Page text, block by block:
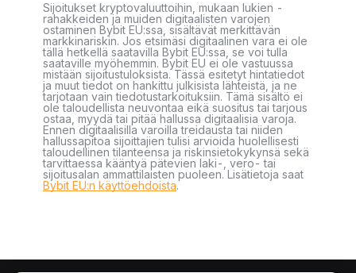
Sijoitukset kryptovaluuttoihin, mukaan lukien -
rahakkeiden ja muiden digitaalisten varojen
ostaminen Bybit EU:ssa, sisältävät merkittävän
markkinariskin. Jos etsimäsi digitaalinen vara ei ole
tällä hetkellä saatavilla Bybit EU:ssa, se voi tulla
saataville myöhemmin. Bybit EU ei ole vastuussa
mistään sijoitustuloksista. Tässä esitetyt hintatiedot
ja muut tiedot on hankittu julkisista lähteistä, ja ne
tarjotaan vain tiedotustarkoituksiin. Tämä sisältö ei
ole taloudellista neuvontaa eikä suositus tai tarjous
ostaa, myydä tai pitää hallussa digitaalisia varoja.
Ennen digitaalisilla varoilla treidausta tai niiden
hallussapitoa sijoittajien tulisi arvioida huolellisesti
taloudellinen tilanteensa ja riskinsietokykynsä sekä
tarvittaessa kääntyä pätevien laki-, vero- tai
sijoitusalan ammattilaisten puoleen. Lisätietoja saat
Bybit EU:n käyttöehdoista.